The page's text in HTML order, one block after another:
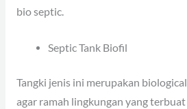
bio septic.
Septic Tank Biofil
Tangki jenis ini merupakan
agar ramah lingkungan yang